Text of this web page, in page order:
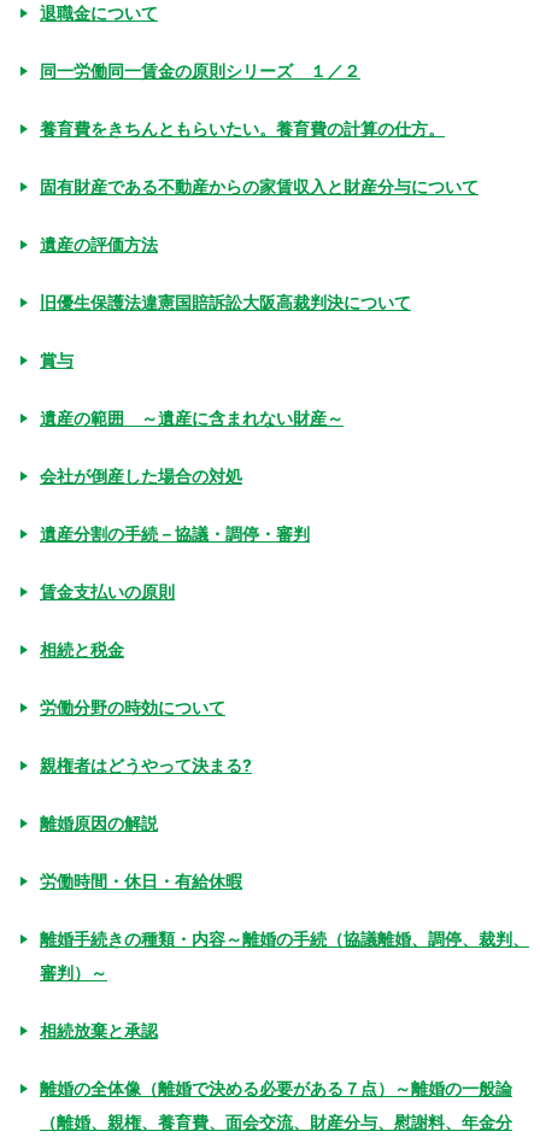
退職金について
同一労働同一賃金の原則シリーズ １／２
養育費をきちんともらいたい。養育費の計算の仕方。
固有財産である不動産からの家賃収入と財産分与について
遺産の評価方法
旧優生保護法違憲国賠訴訟大阪高裁判決について
賞与
遺産の範囲 ～遺産に含まれない財産～
会社が倒産した場合の対処
遺産分割の手続－協議・調停・審判
賃金支払いの原則
相続と税金
労働分野の時効について
親権者はどうやって決まる?
離婚原因の解説
労働時間・休日・有給休暇
離婚手続きの種類・内容～離婚の手続（協議離婚、調停、裁判、
審判）～
相続放棄と承認
離婚の全体像（離婚で決める必要がある７点）～離婚の一般論
（離婚、親権、養育費、面会交流、財産分与、慰謝料、年金分